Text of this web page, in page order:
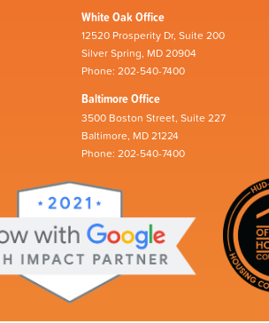
White Oak Office
12520 Prosperity Dr, Suite 200
Silver Spring, MD 20904
Phone: 202-540-7400
Baltimore Office
3500 Boston Street, Suite 227
Baltimore, MD 21224
Phone: 202-540-7400